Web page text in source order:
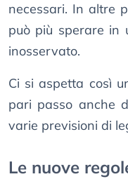
necessari. In altre
può più sperare in
inosservato.
Ci si aspetta così
pari passo anche
varie previsioni di
Le nuove